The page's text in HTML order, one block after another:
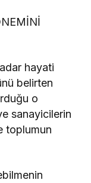
hayati
belirten
o
sanayicilerin
toplumun